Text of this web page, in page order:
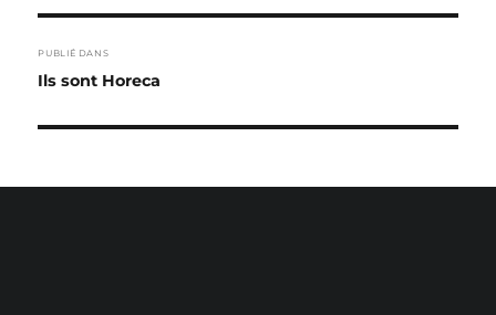
DE
PUBLIÉ DANS
Ils sont Horeca